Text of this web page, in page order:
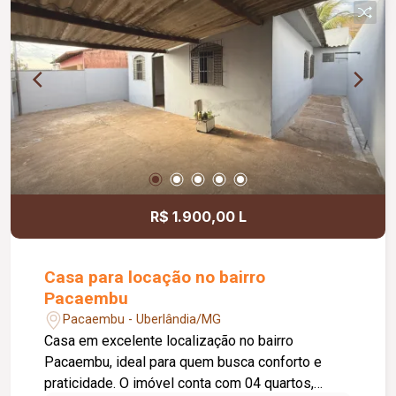
R$ 1.900,00 L
Casa para locação no bairro
Pacaembu
Pacaembu - Uberlândia/MG
Casa em excelente localização no bairro
Pacaembu, ideal para quem busca conforto e
praticidade. O imóvel conta com 04 quartos,